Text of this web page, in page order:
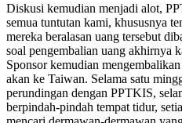
Diskusi kemudian menjadi alot,
semua tuntutan kami, khususnya
mereka beralasan uang tersebut
soal pengembalian uang akhirnya
Sponsor kemudian
akan ke Taiwan. Selama satu
perundingan dengan PPTKIS,
berpindah-pindah tempat tidur,